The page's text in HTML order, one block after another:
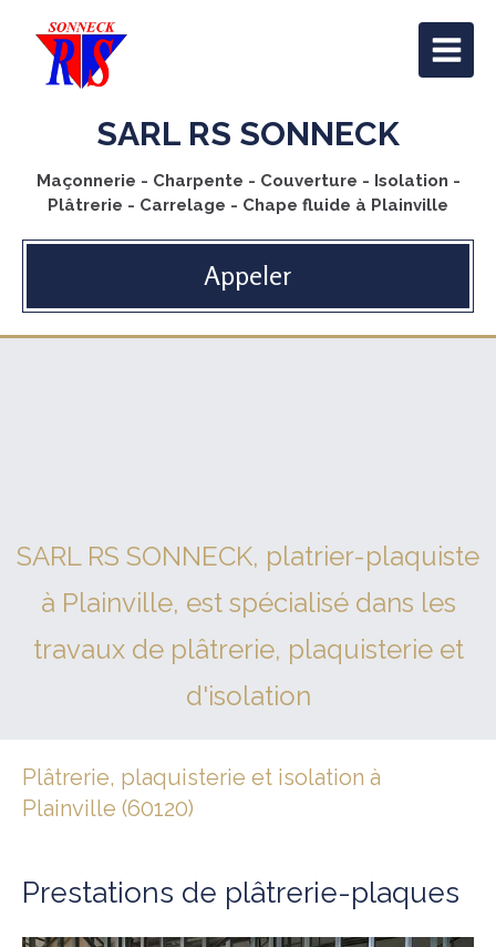
SARL RS SONNECK
Maçonnerie - Charpente - Couverture - Isolation -
Plâtrerie - Carrelage - Chape fluide à Plainville
Appeler
SARL RS SONNECK, platrier-plaquiste
à Plainville, est spécialisé dans les
travaux de plâtrerie, plaquisterie et
d'isolation
Plâtrerie, plaquisterie et isolation à
Plainville (60120)
Prestations de plâtrerie-plaques